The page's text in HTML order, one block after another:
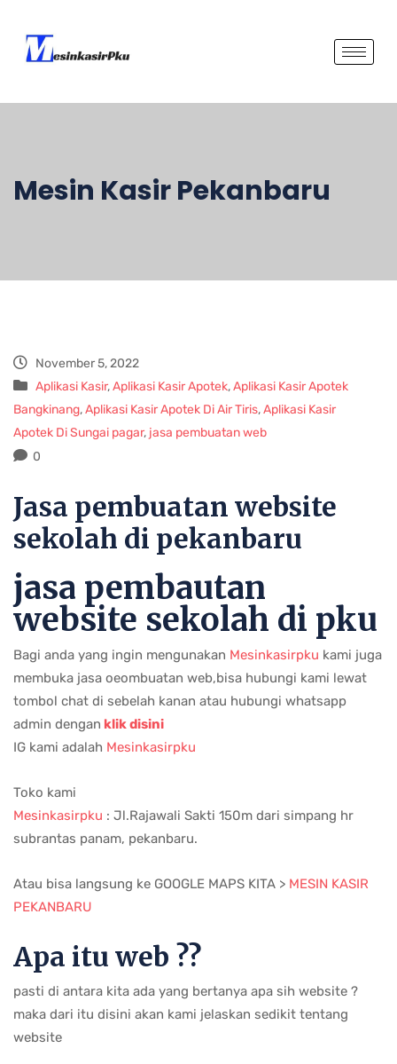
Mesin Kasir Pekanbaru
November 5, 2022
Aplikasi Kasir,Aplikasi Kasir Apotek,Aplikasi Kasir Apotek
Bangkinang,Aplikasi Kasir Apotek Di Air Tiris,Aplikasi Kasir
Apotek Di Sungai pagar, jasa pembuatan web
0
Jasa pembuatan website
sekolah di pekanbaru
jasa pembautan
website sekolah di pku
Bagi anda yang ingin mengunakan Mesinkasirpku kami juga
membuka jasa oeombuatan web,bisa hubungi kami lewat
tombol chat di sebelah kanan atau hubungi whatsapp
admin dengan klik disini
IG kami adalah Mesinkasirpku
Toko kami
Mesinkasirpku : Jl.Rajawali Sakti 150m dari simpang hr
subrantas panam, pekanbaru.
Atau bisa langsung ke GOOGLE MAPS KITA > MESIN KASIR
PEKANBARU
Apa itu web ??
pasti di antara kita ada yang bertanya apa sih website ?
maka dari itu disini akan kami jelaskan sedikit tentang
website